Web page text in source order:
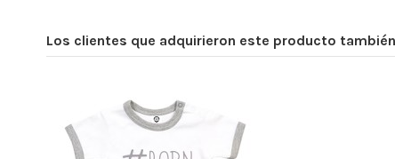
Los clientes que adquirieron este producto